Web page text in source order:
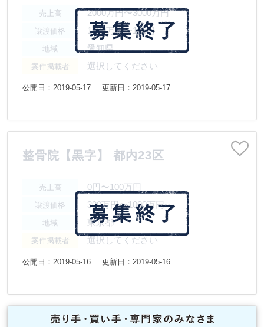
売上高 2000万円〜3000万円
譲渡価格 1000万円〜1億円
地域 愛知県
案件掲載者 選択してください
公開日：2019-05-17 更新日：2019-05-17
整骨院【黒字】 都内23区
売上高 0円〜100万円
譲渡価格 300万円〜1000万円
地域 東京都
案件掲載者 選択してください
公開日：2019-05-16 更新日：2019-05-16